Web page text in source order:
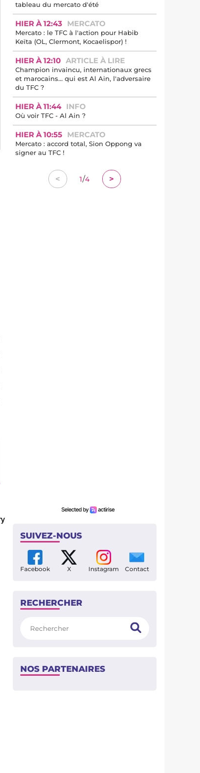
tableau du mercato d'été
HIER À 12:43 MERCATO
Mercato : le TFC à l'action pour Habib
Keïta (OL, Clermont, Kocaelispor) !
HIER À 12:10 ARTICLE À LIRE
Champion invaincu, internationaux grecs
et marocains… qui est Al Ain, l'adversaire
du TFC ?
HIER À 11:44 INFO
Où voir TFC - Al Ain ?
HIER À 10:55 MERCATO
Mercato : accord total, Sion Oppong va
signer au TFC !
< 1/4 >
SUIVEZ-NOUS
Facebook X Instagram Contact
RECHERCHER
NOS PARTENAIRES